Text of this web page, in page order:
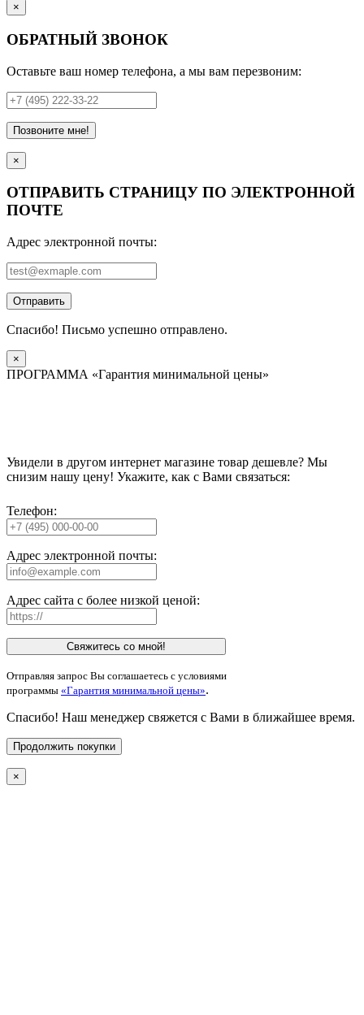
×
ОБРАТНЫЙ ЗВОНОК
Оставьте ваш номер телефона, а мы вам перезвоним:
Позвоните мне!
×
ОТПРАВИТЬ СТРАНИЦУ ПО ЭЛЕКТРОННОЙ
ПОЧТЕ
Адрес электронной почты:
Отправить
Спасибо! Письмо успешно отправлено.
×
ПРОГРАММА «Гарантия минимальной цены»
Увидели в другом интернет магазине товар дешевле? Мы
снизим нашу цену! Укажите, как с Вами связаться:
Телефон:
Адрес электронной почты:
Адрес сайта с более низкой ценой:
Свяжитесь со мной!
Отправляя запрос Вы соглашаетесь с условиями
программы «Гарантия минимальной цены».
Спасибо! Наш менеджер свяжется с Вами в ближайшее время.
Продолжить покупки
×